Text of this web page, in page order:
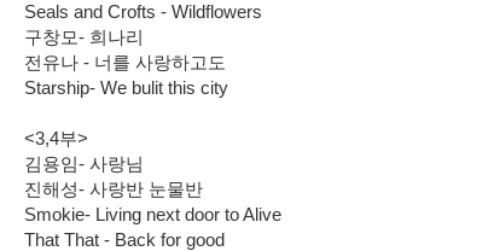
Seals and Crofts - Wildflowers
구창모- 희나리
전유나 - 너를 사랑하고도
Starship- We bulit this city
<3,4부>
김용임- 사랑님
진해성- 사랑반 눈물반
Smokie- Living next door to Alive
That That - Back for good